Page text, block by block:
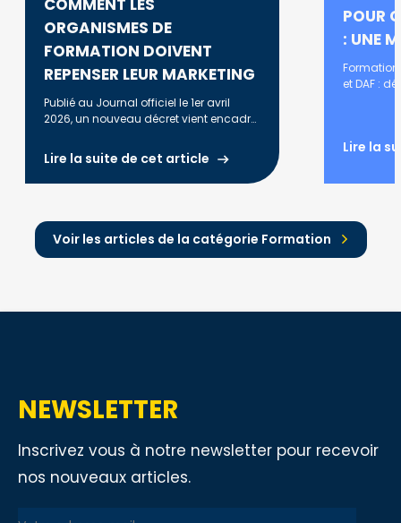
COMMENT LES
ORGANISMES DE
FORMATION DOIVENT
REPENSER LEUR MARKETING
Publié au Journal officiel le 1er avril
2026, un nouveau décret vient encadrer
des formations financées par des
fonds publics.
Lire la suite de cet article
POUR
: UNE
et DAF :
Lire la
Voir les articles de la catégorie Formation
NEWSLETTER
Inscrivez vous à notre newsletter pour recevoir
nos nouveaux articles.